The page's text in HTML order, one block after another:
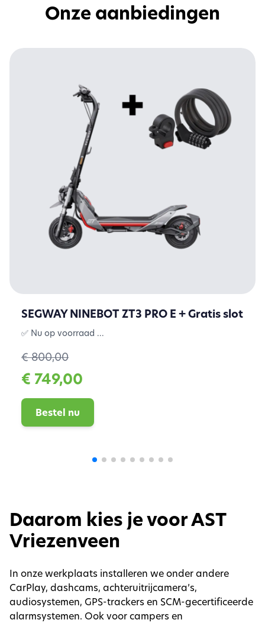
Onze aanbiedingen
SEGWAY NINEBOT ZT3 PRO E + Gratis slot
✅ Nu op voorraad ...
€ 800,00
€ 749,00
Bestel nu
Daarom kies je voor AST
Vriezenveen
In onze werkplaats installeren we onder andere
CarPlay, dashcams, achteruitrijcamera’s,
audiosystemen, GPS-trackers en SCM-gecertificeerde
alarmsystemen. Ook voor campers en